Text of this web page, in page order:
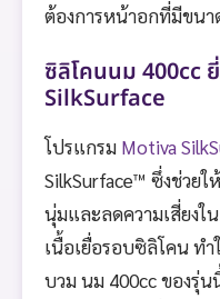
ต้องการหน้าอกที่มีขน
ซิลิโคนนม 400cc
SilkSurface
โปรแกรม Motiva
SilkSurface™ ซึ่งช่วย
นุ่มและลดความเสี่ยงใ
เนื้อเยื่อรอบซิลิโคน ท
บวม นม 400cc ของรุ่